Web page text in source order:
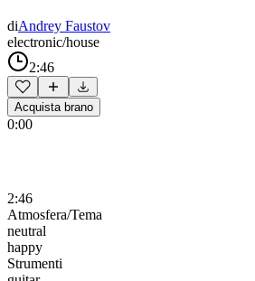
diAndrey Faustov
electronic/house
2:46
Acquista brano
0:00
2:46
Atmosfera/Tema
neutral
happy
Strumenti